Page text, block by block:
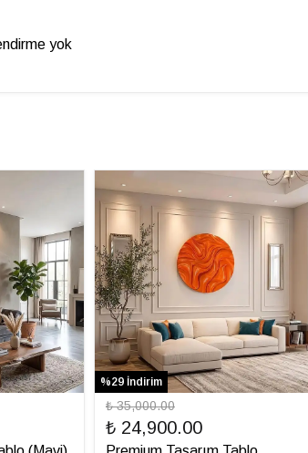
yok
%29 İndirim
₺ 35,000.00
₺ 24,900.00